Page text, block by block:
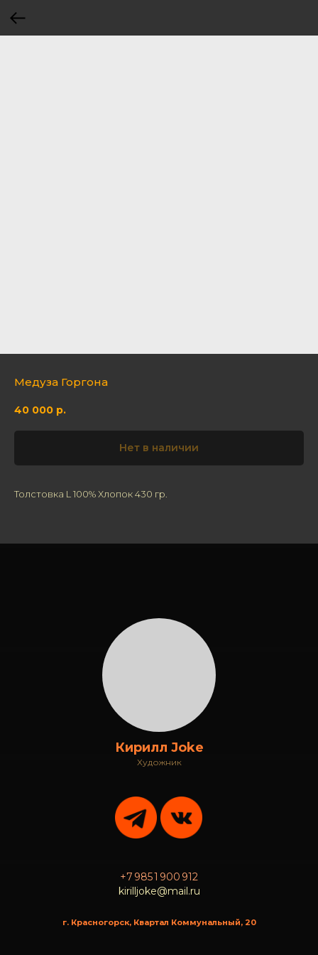
Медуза Горгона
40 000 р.
Нет в наличии
Толстовка L 100% Хлопок 430 гр.
г. Красногорск, Квартал Коммунальный, 20
+7 985 1 900 912
kirilljoke@mail.ru
Кирилл Joke
Художник